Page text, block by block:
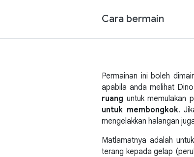
Cara bermain
Permainan ini boleh
apabila anda melihat
ruang untuk memulakan
untuk membongkok.
mengelakkan halangan
Matlamatnya adalah
terang kepada gelap